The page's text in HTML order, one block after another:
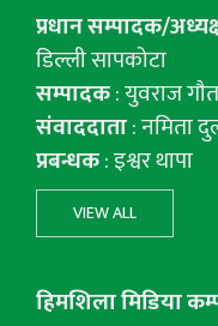
प्रधान सम्पादक/
डिल्ली सापकोटा
सम्पादक: युवराज
संवाददाता: नमिता
प्रबन्धक: इश्वर थापा
VIEW ALL
हिमशिला मिडिया